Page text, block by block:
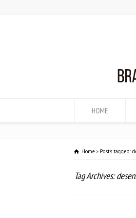
HOME
Home Posts tagged:
Tag Archives: